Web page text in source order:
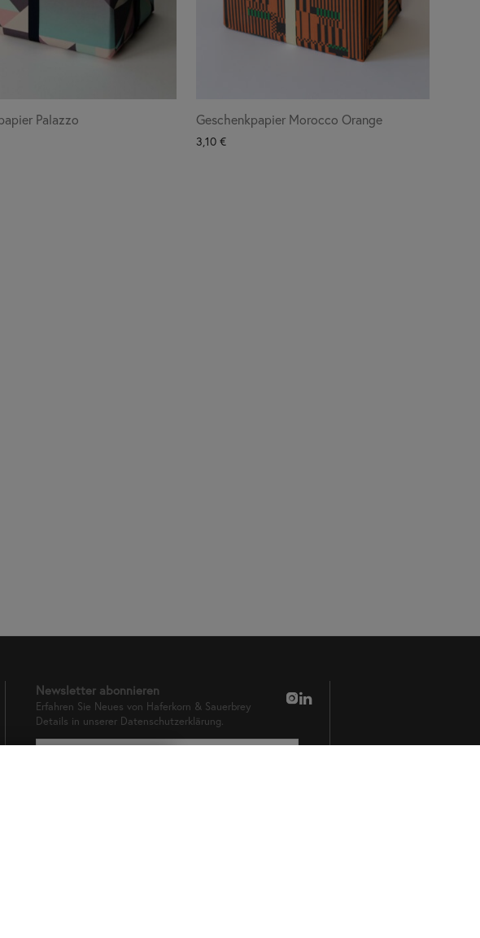
Palazzo Geschenkpapier Morocco Orange
3,10 €
Newsletter abonnieren
Erfahren Sie Neues von Haferkorn & Sauerbrey
Details in unserer Datenschutzerklärung.